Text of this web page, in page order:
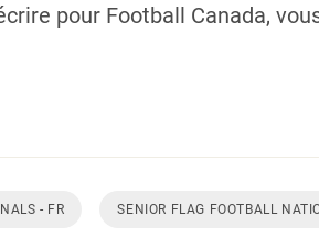
pour Football Canada,
- FR SENIOR FLAG FOOTBALL